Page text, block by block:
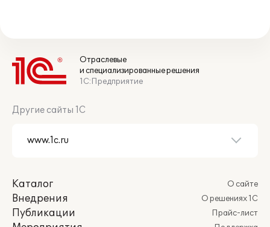
Отраслевые
и специализированные решения
1С:Предприятие
Другие сайты 1С
Каталог
Внедрения
Публикации
О сайте
О решениях 1С
Прайс-лист